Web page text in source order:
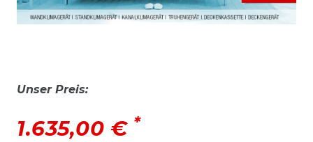
Unser Preis:
1.635,00 € *